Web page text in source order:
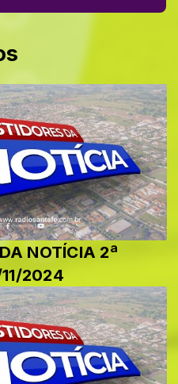
NOTÍCIA 2ª
-- 07/11/2024